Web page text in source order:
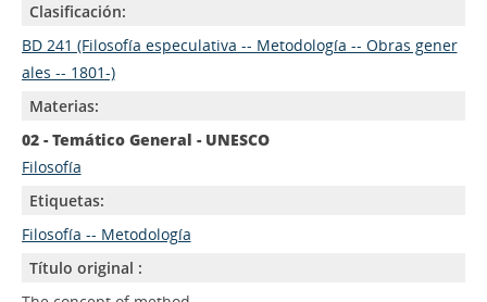
Clasificación:
BD 241 (Filosofía especulativa -- Metodología -- Obras gener
ales -- 1801-)
Materias:
02 - Temático General - UNESCO
Filosofía
Etiquetas:
Filosofía -- Metodología
Título original :